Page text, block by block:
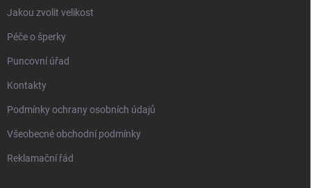
Jakou zvolit velikost
Péče o šperky
Puncovní úřad
Kontakty
Podmínky ochrany osobních údajů
Všeobecné obchodní podmínky
Reklamační řád